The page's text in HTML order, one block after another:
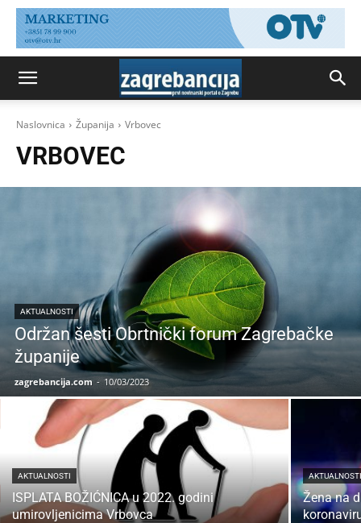
Naslovnica Županija Vrbovec
VRBOVEC
AKTUALNOSTI
Održan šesti Obrtnički forum Zagrebačke
županije
zagrebancija.com - 10/03/2023
AKTUALNOSTI
ISPLATA BOŽIĆNICA u 2022. godini
umirovljenicima Vrbovca
Žena na